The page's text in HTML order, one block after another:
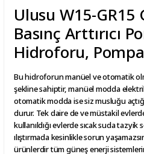
Ulusu W15-GR15
Basınç Arttırıcı
Hidroforu,
Bu hidroforun manüel ve otomatik
şekline sahiptir, manüel modda
otomatik modda ise siz musluğu
durur. Tek daire de ve müstakil
kullanıldığı evlerde sıcak suda
ılıştırmada kesinlikle sorun
ürünlerdir tüm güneş enerji